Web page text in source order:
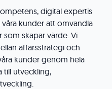
digital expertis
kunder att omvandla
som skapar värde. Vi
affärsstrategi och
kunder genom hela
till utveckling,